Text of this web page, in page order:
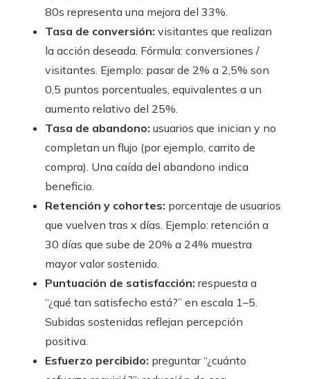
80s representa una mejora del 33%.
Tasa de conversión: visitantes que realizan
la acción deseada. Fórmula: conversiones /
visitantes. Ejemplo: pasar de 2% a 2,5% son
0,5 puntos porcentuales, equivalentes a un
aumento relativo del 25%.
Tasa de abandono: usuarios que inician y no
completan un flujo (por ejemplo, carrito de
compra). Una caída del abandono indica
beneficio.
Retención y cohortes: porcentaje de usuarios
que vuelven tras x días. Ejemplo: retención a
30 días que sube de 20% a 24% muestra
mayor valor sostenido.
Puntuación de satisfacción: respuesta a
“¿qué tan satisfecho está?” en escala 1–5.
Subidas sostenidas reflejan percepción
positiva.
Esfuerzo percibido: preguntar “¿cuánto